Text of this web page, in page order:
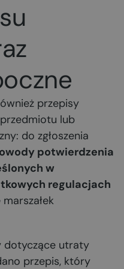
przepisy
lub
do zgłoszenia
potwierdzenia
w
regulacjach
dotyczące utraty
przepis, który